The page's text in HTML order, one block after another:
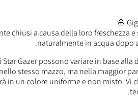
chiusi a causa della loro freschezza
naturalmente in acqua dopo
Gazer possono variare in base alla
stesso mazzo, ma nella maggior
in un colore uniforme e non misto. Vi